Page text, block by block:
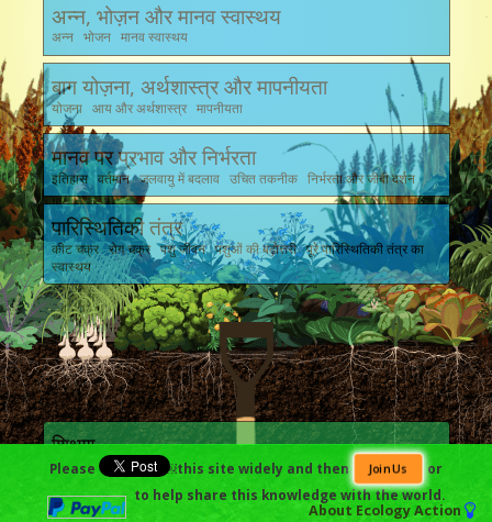
अन्न, भोज़न और मानव स्वास्थय
अन्न भोजन मानव स्वास्थय
बाग योज़ना, अर्थशास्त्र और मापनीयता
योजना आय और अर्थशास्त्र मापनीयता
मानव पर प्रभाव और निर्भरता
इतिहास वर्तमान जलवायु में बदलाव उचित तकनीक निर्भरता और जीबी दर्शन
पारिस्थितिकी तंत्र
कीट चक्र रोग चक्र पशु जीवन पशुओं की बढ़ोत्तरी पूरे पारिस्थितिकी तंत्र का
स्वास्थय
शिक्षण
विकास
Please ￼this site widely and then Join Us
or
to help share this knowledge with the world.
About Ecology Action